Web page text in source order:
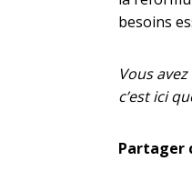
besoins
Vous
c’est ici
Partager